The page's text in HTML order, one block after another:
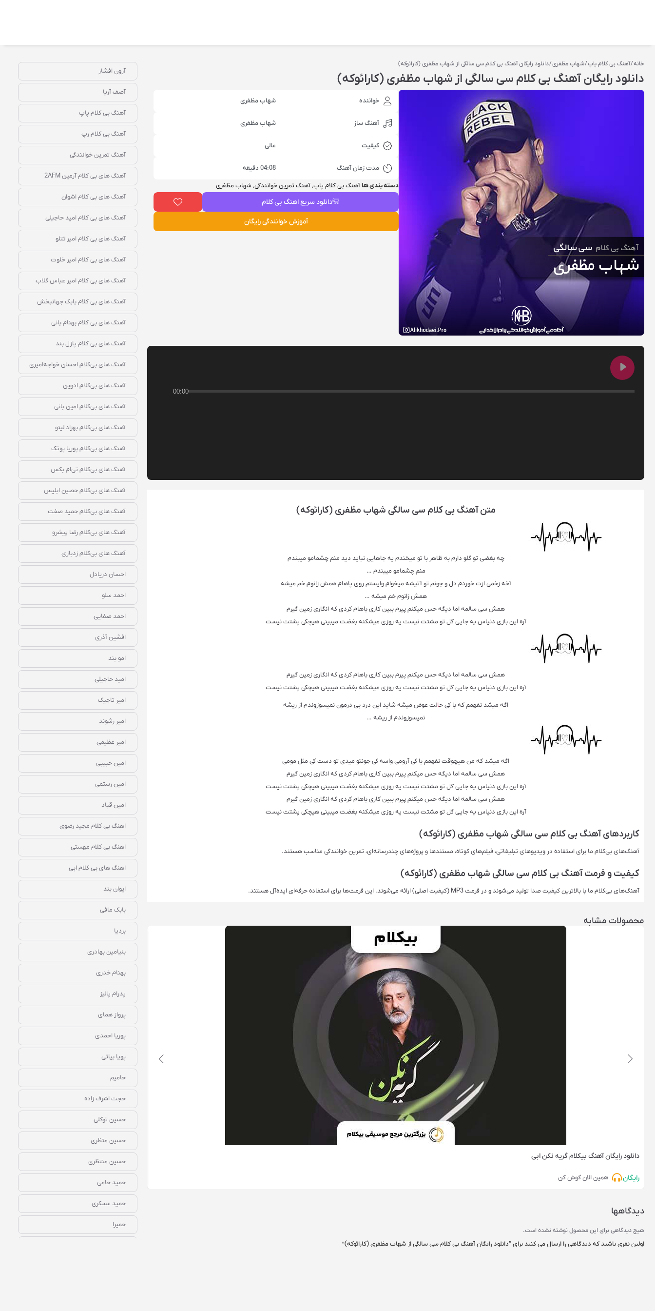
خانه/آهنگ بی کلام پاپ/شهاب مظفری/ دانلود رایگان آهنگ بی کلام سی سالگی از شهاب مظفری (کارائوکه)
دانلود رایگان آهنگ بی کلام سی سالگی از شهاب مظفری (کارائوکه)
خواننده شهاب مظفری
آهنگ ساز شهاب مظفری
کیفیت عالی
مدت زمان آهنگ 04:08 دقیقه
دسته بندی هاآهنگ بی کلام پاپ,آهنگ تمرین خوانندگی,شهاب مظفری
دانلود سریع اهنگ بی کلام
آموزش خوانندگی رایگان
00:00
متن آهنگ بی کلام سی سالگی شهاب مظفری (کارائوکه)
چه بغضی تو گلو دارم به ظاهر با تو میخندم یه جاهایی نباید دید منم چشمامو میبندم
منم چشمامو میبندم …
آخه زخمی ازت خوردم دل و جونم تو آتیشه میخوام وایستم روی پاهام همش زانوم خم میشه
همش زانوم خم میشه …
همش سی سالمه اما دیگه حس میکنم پیرم ببین کاری باهام کردی که انگاری زمین گیرم
آره این بازی دنیاس یه جایی گل تو مشتت نیست یه روزی میشکنه بغضت میبینی هیچکی پشتت نیست
همش سی سالمه اما دیگه حس میکنم پیرم ببین کاری باهام کردی که انگاری زمین گیرم
آره این بازی دنیاس یه جایی گل تو مشتت نیست یه روزی میشکنه بغضت میبینی هیچکی پشتت نیست
اگه میشد نفهمم که با کی حالت عوض میشه شاید این درد بی درمون نمیسوزوندم از ریشه
نمیسوزوندم از ریشه …
اگه میشد که من هیچوقت نفهمم با کی آرومی واسه کی جونتو میدی تو دست کی مثل مومی
همش سی سالمه اما دیگه حس میکنم پیرم ببین کاری باهام کردی که انگاری زمین گیرم
آره این بازی دنیاس یه جایی گل تو مشتت نیست یه روزی میشکنه بغضت میبینی هیچکی پشتت نیست
همش سی سالمه اما دیگه حس میکنم پیرم ببین کاری باهام کردی که انگاری زمین گیرم
آره این بازی دنیاس یه جایی گل تو مشتت نیست یه روزی میشکنه بغضت میبینی هیچکی پشتت نیست
کاربردهای آهنگ بی کلام سی سالگی شهاب مظفری (کارائوکه)
آهنگ‌های بی‌کلام ما برای استفاده در ویدیوهای تبلیغاتی، فیلم‌های کوتاه، مستندها و پروژه‌های چندرسانه‌ای، تمرین خوانندگی مناسب هستند.
کیفیت و فرمت آهنگ بی کلام سی سالگی شهاب مظفری (کارائوکه)
آهنگ‌های بی‌کلام ما با بالاترین کیفیت صدا تولید می‌شوند و در فرمت‌ MP3 (کیفیت اصلی) ارائه می‌شوند. این فرمت‌ها برای استفاده حرفه‌ای ایده‌آل هستند.
محصولات مشابه
دانلود رایگان آهنگ‌ بیکلام گریه نکن ابی
رایگان همین الان گوش کن
دانلود رایگان آهنگ‌ بیکلام دلبر ابی
رایگان
دیدگاهها
هیچ دیدگاهی برای این محصول نوشته نشده است.
اولین نفری باشید که دیدگاهی را ارسال می کنید برای “دانلود رایگان آهنگ بی کلام سی سالگی از شهاب مظفری (کارائوکه)”
آرون افشار
آصف آریا
آهنگ بی کلام پاپ
آهنگ بی کلام رپ
آهنگ تمرین خوانندگی
آهنگ‌ های بی‌ کلام آرمین 2AFM
آهنگ‌ های بی‌ کلام اشوان
آهنگ‌ های بی‌ کلام امید حاجیلی
آهنگ‌ های بی‌ کلام امیر تتلو
آهنگ‌ های بی‌ کلام امیر خلوت
آهنگ‌ های بی‌ کلام امیر عباس گلاب
آهنگ‌ های بی‌ کلام بابک جهانبخش
آهنگ‌ های بی‌ کلام بهنام بانی
آهنگ‌ های بی‌ کلام پازل بند
آهنگ‌ های بی‌کلام احسان خواجه‌امیری
آهنگ‌ های بی‌کلام ادوین
آهنگ‌ های بی‌کلام امین بانی
آهنگ‌ های بی‌کلام بهزاد لیتو
آهنگ‌ های بی‌کلام پوریا پوتک
آهنگ‌ های بی‌کلام تی‌ام بکس
آهنگ‌ های بی‌کلام حصین ابلیس
آهنگ‌ های بی‌کلام حمید صفت
آهنگ‌ های بی‌کلام رضا پیشرو
آهنگ‌ های بی‌کلام زدبازی
احسان دریادل
احمد سلو
احمد صفایی
افشین آذری
امو بند
امید حاجیلی
امیر تاجیک
امیر رشوند
امیر عظیمی
امین حبیبی
امین رستمی
امین قباد
اهنگ بی کلام مجید رضوی
اهنگ بی کلام مهستی
اهنگ های بی کلام ابی
ایوان بند
بابک مافی
بردیا
بنیامین بهادری
بهنام خدری
پدرام پالیز
پرواز همای
پوریا احمدی
پویا بیاتی
حامیم
حجت اشرف زاده
حسین توکلی
حسین متظری
حسین منتظری
حمید حامی
حمید عسکری
حمیرا